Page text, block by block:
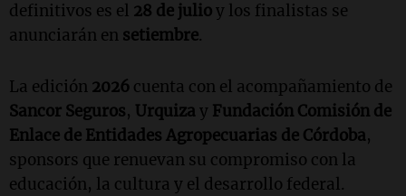
definitivos es el 28 de julioy los finalistas se
anunciarán en setiembre.
La edición 2026 cuenta con el acompañamiento de
Sancor Seguros, Urquiza y Fundación Comisión de
Enlace de Entidades Agropecuarias de Córdoba,
sponsors que renuevan su compromiso con la
educación, la cultura y el desarrollo federal.